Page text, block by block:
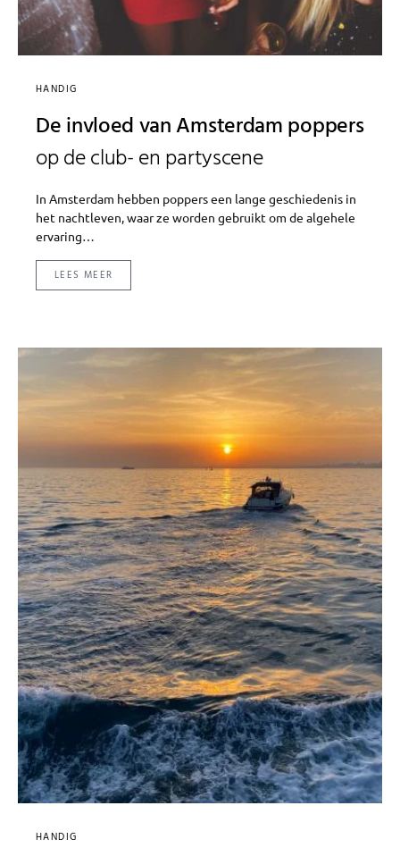
HANDIG
De invloed van Amsterdam poppers
op de club- en partyscene
In Amsterdam hebben poppers een lange geschiedenis in
het nachtleven, waar ze worden gebruikt om de algehele
ervaring…
LEES MEER
HANDIG